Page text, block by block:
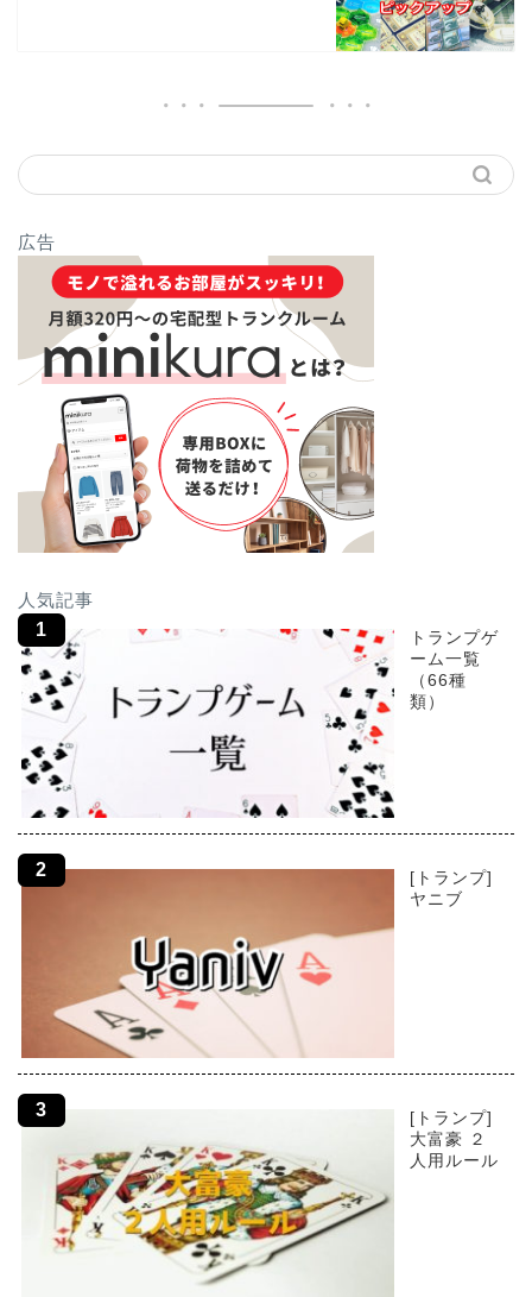
広告
人気記事
トランプゲ
ーム一覧
（66種
類）
[トランプ]
ヤニブ
[トランプ]
大富豪 ２
人用ルール